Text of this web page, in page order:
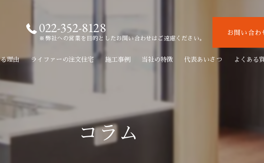
022-352-8128
※弊社への営業を目的としたお問い合わせはご遠慮ください。
お問い合わ
理由 ライファーの注文住宅 施工事例 当社の特徴
リフォーム
代表あいさつ よくある
コラム